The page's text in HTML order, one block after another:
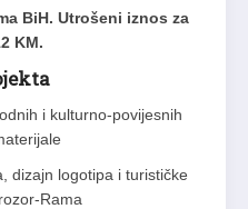
BiH. Utrošeni iznos za
KM.
i kulturno-povijesnih
dizajn logotipa i turističke
Rama